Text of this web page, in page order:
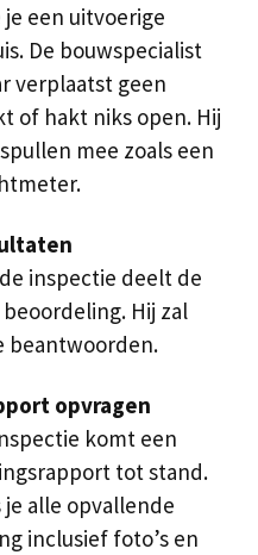
een uitvoerige
De bouwspecialist
verplaatst geen
of hakt niks open. Hij
mee zoals een
inspectie deelt de
Hij zal
beantwoorden.
opvragen
komt een
tot stand.
alle opvallende
inclusief foto’s en